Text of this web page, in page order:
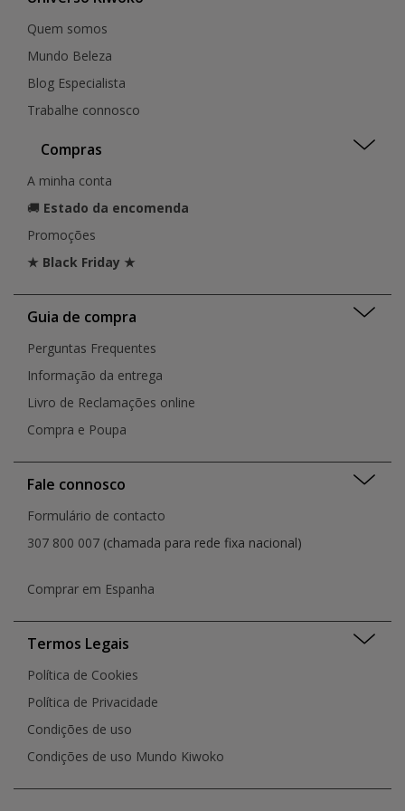
Quem somos
Mundo Beleza
Blog Especialista
Trabalhe connosco
Compras
A minha conta
🚚 Estado da encomenda
Promoções
★ Black Friday ★
Guia de compra
Perguntas Frequentes
Informação da entrega
Livro de Reclamações online
Compra e Poupa
Fale connosco
Formulário de contacto
307 800 007 (chamada para rede fixa nacional)
Comprar em Espanha
Termos Legais
Política de Cookies
Política de Privacidade
Condições de uso
Condições de uso Mundo Kiwoko